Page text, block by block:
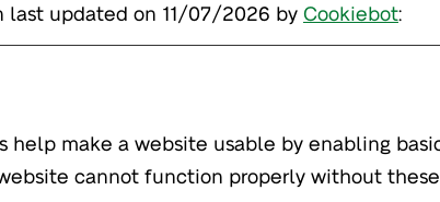
last updated on 11/07/2026 by Cookiebot:
help make a website usable by enabling
cannot function properly without these